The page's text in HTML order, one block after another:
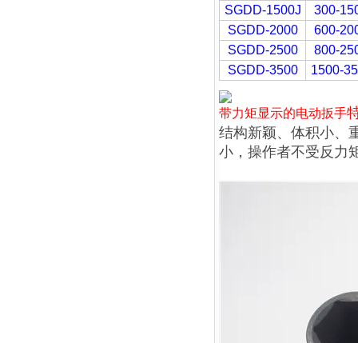
SGDD-1500J
300-
SGDD-2000
600-
SGDD-2500
800-
SGDD-3500
1500-
带力矩显示的电动扳手
结构新颖、体积小、
小，操作者不受反力